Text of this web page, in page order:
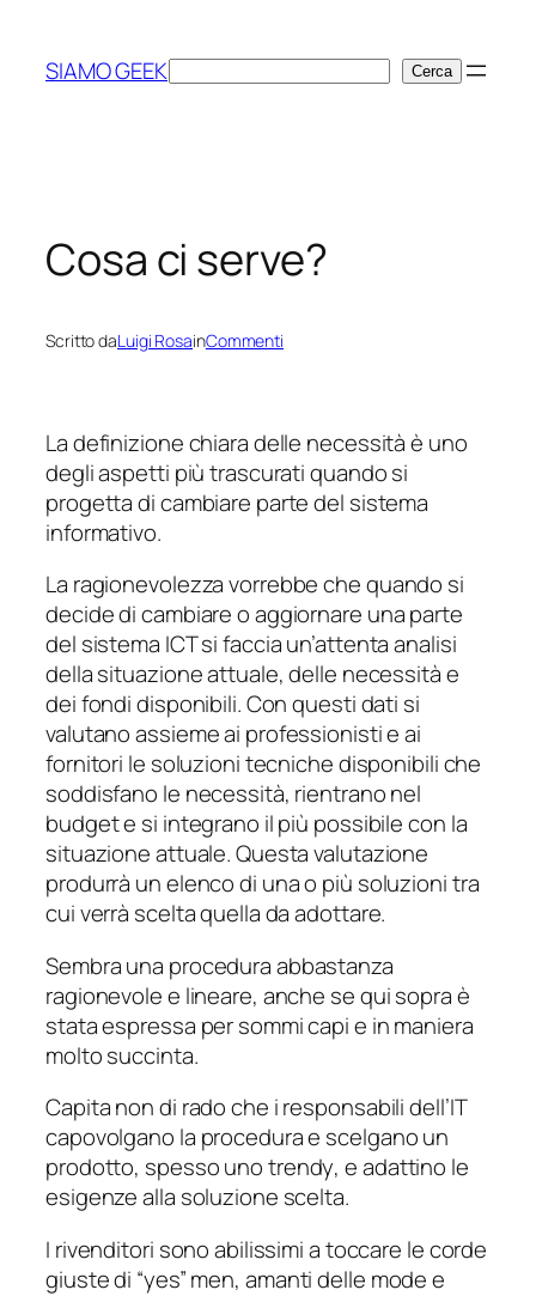
contenuto
SIAMO GEEKCerca Cerca
Cosa ci serve?
Scritto daLuigi RosainCommenti
La definizione chiara delle necessità è uno
degli aspetti più trascurati quando si
progetta di cambiare parte del sistema
informativo.
La ragionevolezza vorrebbe che quando si
decide di cambiare o aggiornare una parte
del sistema ICT si faccia un’attenta analisi
della situazione attuale, delle necessità e
dei fondi disponibili. Con questi dati si
valutano assieme ai professionisti e ai
fornitori le soluzioni tecniche disponibili che
soddisfano le necessità, rientrano nel
budget e si integrano il più possibile con la
situazione attuale. Questa valutazione
produrrà un elenco di una o più soluzioni tra
cui verrà scelta quella da adottare.
Sembra una procedura abbastanza
ragionevole e lineare, anche se qui sopra è
stata espressa per sommi capi e in maniera
molto succinta.
Capita non di rado che i responsabili dell’IT
capovolgano la procedura e scelgano un
prodotto, spesso unotrendy, e adattino le
esigenze alla soluzione scelta.
I rivenditori sono abilissimi a toccare le corde
giuste di “yes” men, amanti delle mode e